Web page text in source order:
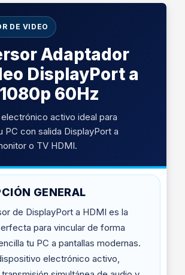
DE VIDEO
Adaptador
DisplayPort a
60Hz
activo ideal para
PC con salida DisplayPort a
o TV HDMI.
GENERAL
de DisplayPort a HDMI es la
para vincular de forma
tu PC a pantallas modernas.
electrónico activo,